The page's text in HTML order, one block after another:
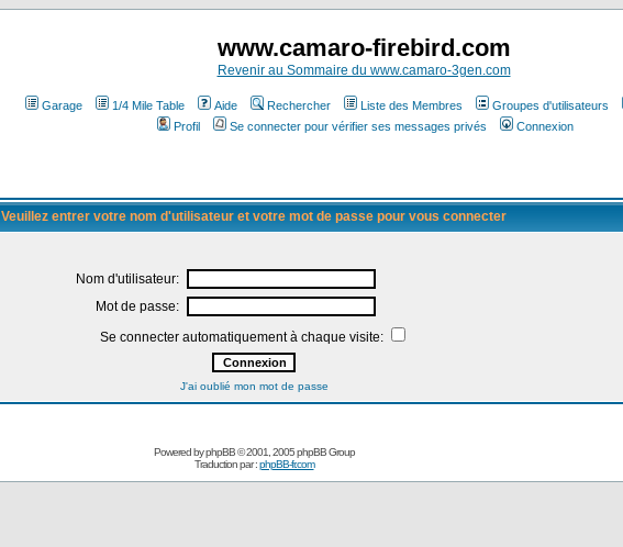
www.camaro-firebird.com
Revenir au Sommaire du www.camaro-3gen.com
Garage 1/4 Mile Table Aide Rechercher Liste des Membres Groupes d'utilisateurs
Profil
Se connecter pour vérifier ses messages privés Connexion
Veuillez entrer votre nom d'utilisateur et votre mot de passe pour vous connecter
Nom d'utilisateur:
Mot de passe:
Se connecter automatiquement à chaque visite:
J'ai oublié mon mot de passe
Powered byphpBB© 2001, 2005 phpBB Group
Traduction par :phpBB-fr.com